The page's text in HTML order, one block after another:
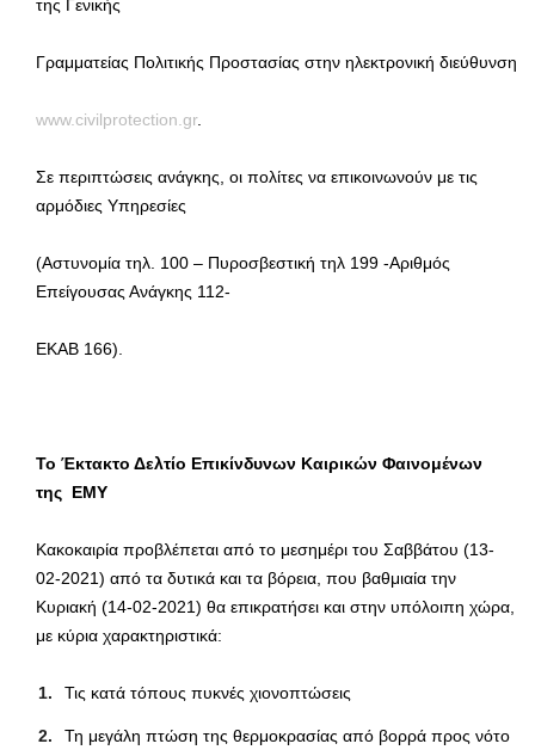
της Γενικής
Γραμματείας Πολιτικής Προστασίας στην ηλεκτρονική διεύθυνση
www.civilprotection.gr.
Σε περιπτώσεις ανάγκης, οι πολίτες να επικοινωνούν με τις
αρμόδιες Υπηρεσίες
(Αστυνομία τηλ. 100 – Πυροσβεστική τηλ 199 -Αριθμός
Επείγουσας Ανάγκης 112-
ΕΚΑΒ 166).
Το Έκτακτο Δελτίο Επικίνδυνων Καιρικών Φαινομένων
της ΕΜΥ
Κακοκαιρία προβλέπεται από το μεσημέρι του Σαββάτου (13-
02-2021) από τα δυτικά και τα βόρεια, που βαθμιαία την
Κυριακή (14-02-2021) θα επικρατήσει και στην υπόλοιπη χώρα,
με κύρια χαρακτηριστικά:
Τις κατά τόπους πυκνές χιονοπτώσεις
Τη μεγάλη πτώση της θερμοκρασίας από βορρά προς νότο